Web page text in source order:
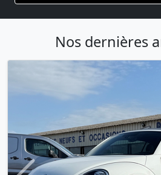
Nos dernières